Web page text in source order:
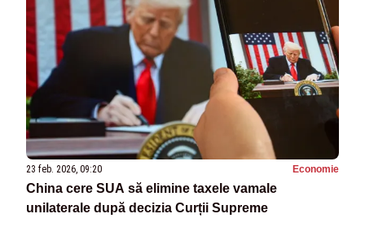
23 feb. 2026, 09:20 Economie
China cere SUA să elimine taxele vamale
unilaterale după decizia Curții Supreme